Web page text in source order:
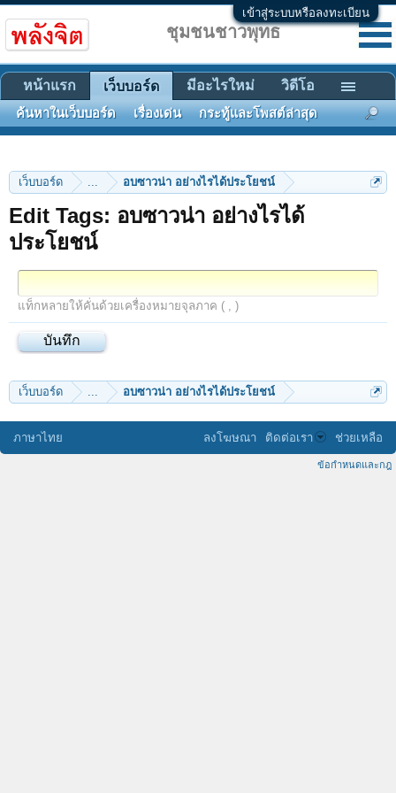
เข้าสู่ระบบหรือลงทะเบียน
เว็บบอร์ด ... อบซาวน่า อย่างไรได้ประโยชน์
Edit Tags: อบซาวน่า อย่างไรได้
ประโยชน์
แท็กหลายให้คั่นด้วยเครื่องหมายจุลภาค ( , )
เว็บบอร์ด ... อบซาวน่า อย่างไรได้ประโยชน์
ชุมชนชาวพุทธ
หน้าแรก เว็บบอร์ด
ค้นหาในเว็บบอร์ด เรื่องเด่น กระทู้และโพสต์ล่าสุด
มีอะไรใหม่ วิดีโอ
ภาษาไทย ลงโฆษณา ติดต่อเรา ช่วยเหลือ
ข้อกำหนดและกฎ